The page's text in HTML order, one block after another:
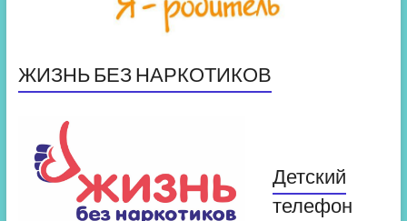
ЖИЗНЬ БЕЗ НАРКОТИКОВ
Детский
телефон